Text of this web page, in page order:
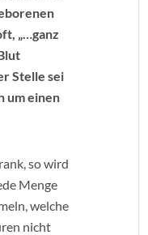
„…ganz
Stelle sei
um einen
so wird
Menge
welche
nicht